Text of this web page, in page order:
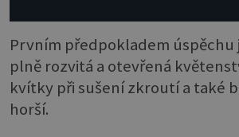
Prvním předpokladem úspěchu
plně rozvitá a otevřená
kvítky při sušení zkroutí a také
horší.